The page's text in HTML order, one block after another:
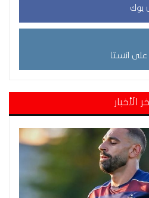
بوك
على انستا
آخر الأخبار